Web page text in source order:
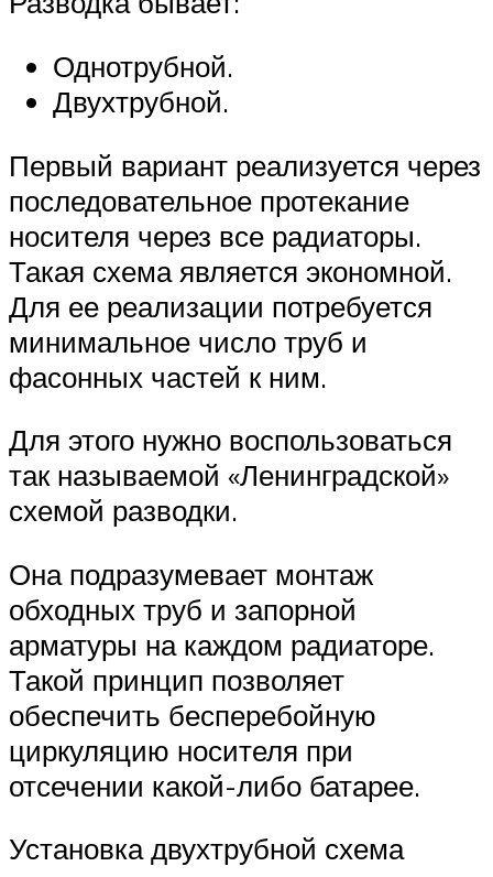
Однотрубной.
Двухтрубной.
Первый вариант реализуется через
последовательное протекание
носителя через все радиаторы.
Такая схема является экономной.
Для ее реализации потребуется
минимальное число труб и
фасонных частей к ним.
Для этого нужно воспользоваться
так называемой «Ленинградской»
схемой разводки.
Она подразумевает монтаж
обходных труб и запорной
арматуры на каждом радиаторе.
Такой принцип позволяет
обеспечить бесперебойную
циркуляцию носителя при
отсечении какой-либо батарее.
Установка двухтрубной схема